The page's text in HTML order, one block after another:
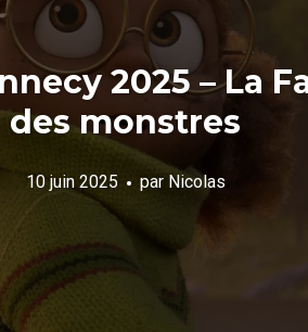
2025 – La
des monstres
10 juin 2025 par Nicolas